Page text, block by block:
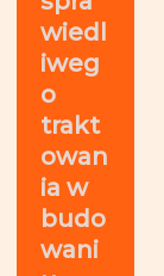
wiedl
iweg
o
trakt
owan
ia w
budo
wani